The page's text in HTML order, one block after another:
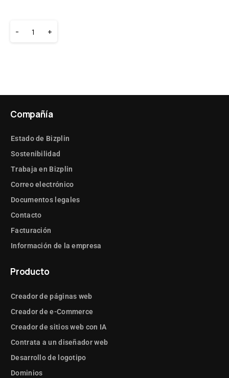
- +
Compañía
Estado de Bizplin
Sostenibilidad
Trabaja en Bizplin
Correo electrónico
Documentos legales
Contacto
Facturación
Información de la empresa
Producto
Creador de páginas web
Creador de e-Commerce
Creador de sitios web con IA
Contrata a un diseñador web
Desarrollo de logotipo
Dominios